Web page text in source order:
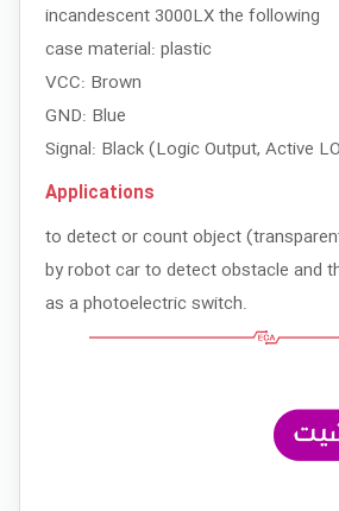
incandescent 3000LX the following
case material: plastic
VCC: Brown
GND: Blue
Signal: Black (Logic Output, Active
Applications
to detect or count object
by robot car to detect obstacle and
as a photoelectric switch.